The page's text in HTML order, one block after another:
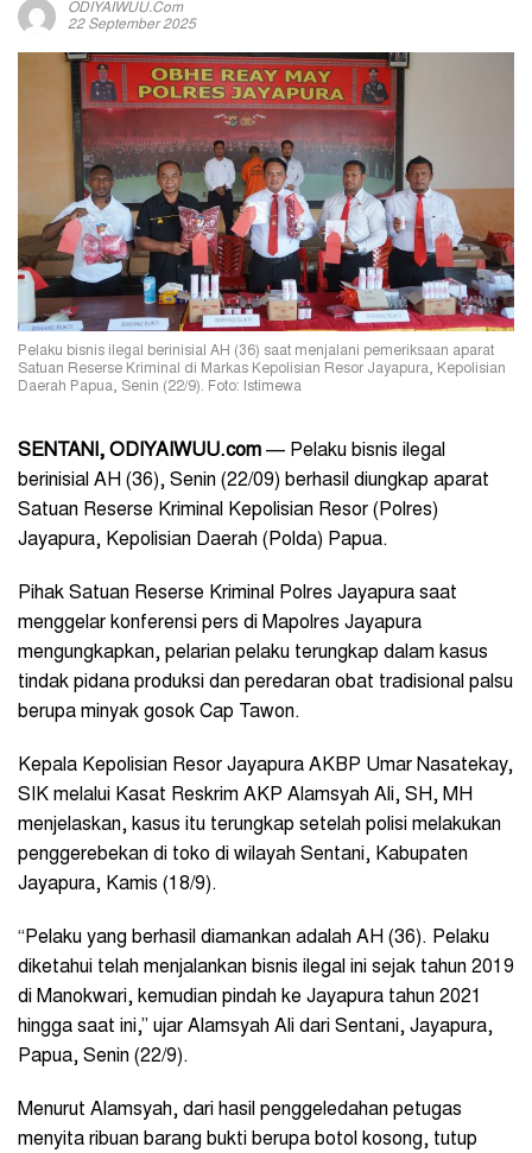
ODIYAIWUU.com
22 September 2025
Pelaku bisnis ilegal berinisial AH (36) saat menjalani pemeriksaan aparat
Satuan Reserse Kriminal di Markas Kepolisian Resor Jayapura, Kepolisian
Daerah Papua, Senin (22/9). Foto: Istimewa
SENTANI, ODIYAIWUU.com — Pelaku bisnis ilegal
berinisial AH (36), Senin (22/09) berhasil diungkap aparat
Satuan Reserse Kriminal Kepolisian Resor (Polres)
Jayapura, Kepolisian Daerah (Polda) Papua.
Pihak Satuan Reserse Kriminal Polres Jayapura saat
menggelar konferensi pers di Mapolres Jayapura
mengungkapkan, pelarian pelaku terungkap dalam kasus
tindak pidana produksi dan peredaran obat tradisional palsu
berupa minyak gosok Cap Tawon.
Kepala Kepolisian Resor Jayapura AKBP Umar Nasatekay,
SIK melalui Kasat Reskrim AKP Alamsyah Ali, SH, MH
menjelaskan, kasus itu terungkap setelah polisi melakukan
penggerebekan di toko di wilayah Sentani, Kabupaten
Jayapura, Kamis (18/9).
“Pelaku yang berhasil diamankan adalah AH (36). Pelaku
diketahui telah menjalankan bisnis ilegal ini sejak tahun 2019
di Manokwari, kemudian pindah ke Jayapura tahun 2021
hingga saat ini,” ujar Alamsyah Ali dari Sentani, Jayapura,
Papua, Senin (22/9).
Menurut Alamsyah, dari hasil penggeledahan petugas
menyita ribuan barang bukti berupa botol kosong, tutup